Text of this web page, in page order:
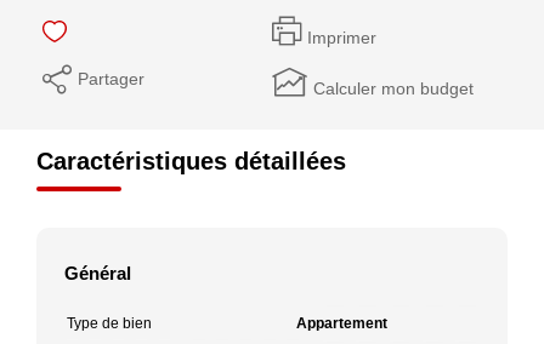
Imprimer
Partager Calculer mon budget
Caractéristiques détaillées
Général
Type de bien Appartement